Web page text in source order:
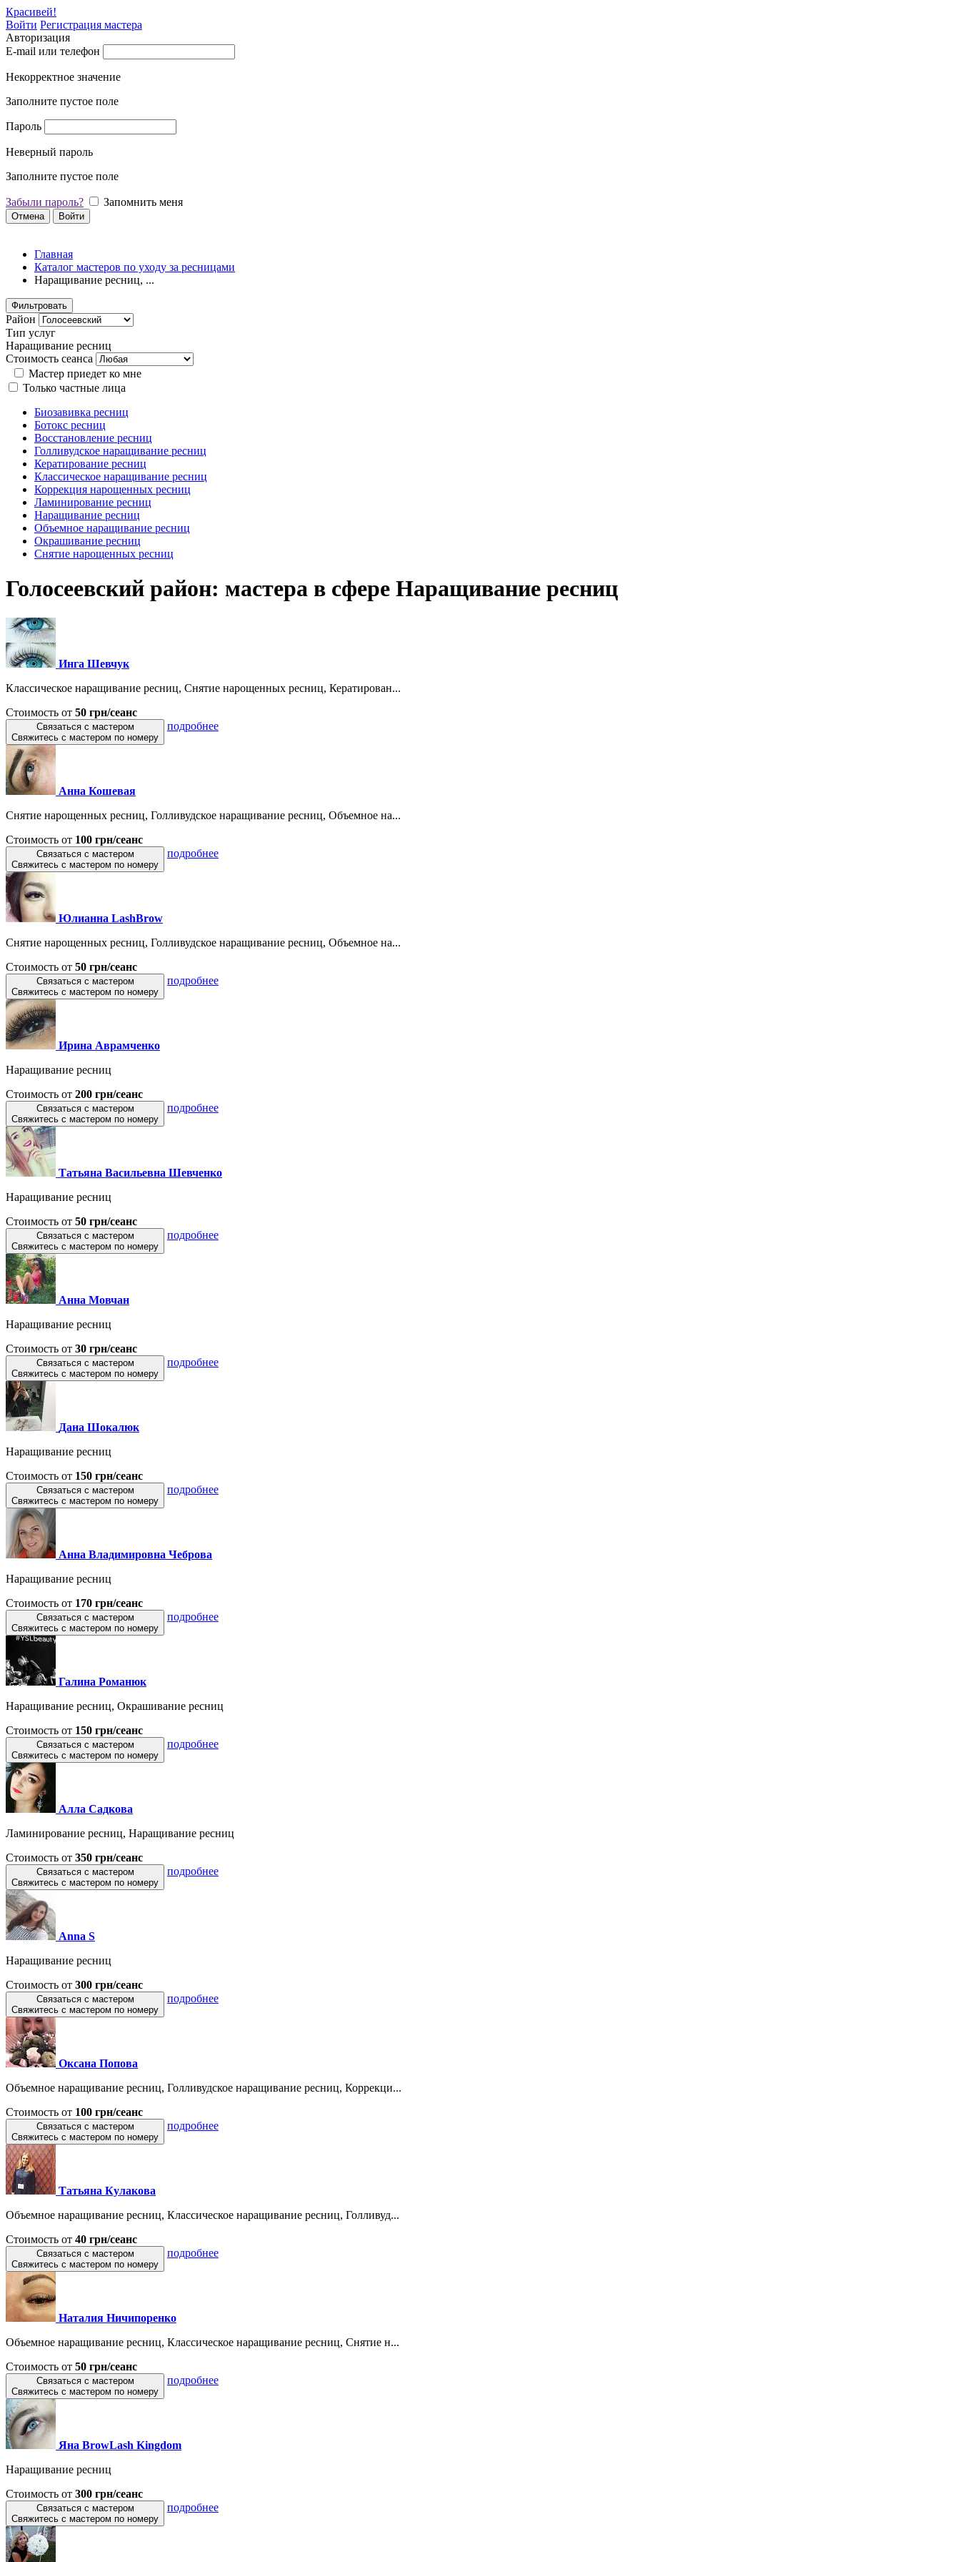
Красивей!
Войти Регистрация мастера
Авторизация
E-mail или телефон
Некорректное значение
Заполните пустое поле
Пароль
Неверный пароль
Заполните пустое поле
Забыли пароль? Запомнить меня
Отмена Войти
Главная
Каталог мастеров по уходу за ресницами
Наращивание ресниц, ...
Фильтровать
Район
Тип услуг
Наращивание ресниц
Стоимость сеанса
Мастер приедет ко мне
Только частные лица
Биозавивка ресниц
Ботокс ресниц
Восстановление ресниц
Голливудское наращивание ресниц
Кератирование ресниц
Классическое наращивание ресниц
Коррекция нарощенных ресниц
Ламинирование ресниц
Наращивание ресниц
Объемное наращивание ресниц
Окрашивание ресниц
Снятие нарощенных ресниц
Голосеевский район: мастера в сфере Наращивание ресниц
Инга Шевчук
Классическое наращивание ресниц, Снятие нарощенных ресниц, Кератирован...
Стоимость от 50 грн/сеанс
Связаться с мастером
Свяжитесь с мастером по номеру
подробнее
Анна Кошевая
Снятие нарощенных ресниц, Голливудское наращивание ресниц, Объемное на...
Стоимость от 100 грн/сеанс
Связаться с мастером
Свяжитесь с мастером по номеру
подробнее
Юлианна LashBrow
Снятие нарощенных ресниц, Голливудское наращивание ресниц, Объемное на...
Стоимость от 50 грн/сеанс
Связаться с мастером
Свяжитесь с мастером по номеру
подробнее
Ирина Аврамченко
Наращивание ресниц
Стоимость от 200 грн/сеанс
Связаться с мастером
Свяжитесь с мастером по номеру
подробнее
Татьяна Васильевна Шевченко
Наращивание ресниц
Стоимость от 50 грн/сеанс
Связаться с мастером
Свяжитесь с мастером по номеру
подробнее
Анна Мовчан
Наращивание ресниц
Стоимость от 30 грн/сеанс
Связаться с мастером
Свяжитесь с мастером по номеру
подробнее
Дана Шокалюк
Наращивание ресниц
Стоимость от 150 грн/сеанс
Связаться с мастером
Свяжитесь с мастером по номеру
подробнее
Анна Владимировна Чеброва
Наращивание ресниц
Стоимость от 170 грн/сеанс
Связаться с мастером
Свяжитесь с мастером по номеру
подробнее
Галина Романюк
Наращивание ресниц, Окрашивание ресниц
Стоимость от 150 грн/сеанс
Связаться с мастером
Свяжитесь с мастером по номеру
подробнее
Алла Садкова
Ламинирование ресниц, Наращивание ресниц
Стоимость от 350 грн/сеанс
Связаться с мастером
Свяжитесь с мастером по номеру
подробнее
Anna S
Наращивание ресниц
Стоимость от 300 грн/сеанс
Связаться с мастером
Свяжитесь с мастером по номеру
подробнее
Оксана Попова
Объемное наращивание ресниц, Голливудское наращивание ресниц, Коррекци...
Стоимость от 100 грн/сеанс
Связаться с мастером
Свяжитесь с мастером по номеру
подробнее
Татьяна Кулакова
Объемное наращивание ресниц, Классическое наращивание ресниц, Голливуд...
Стоимость от 40 грн/сеанс
Связаться с мастером
Свяжитесь с мастером по номеру
подробнее
Наталия Ничипоренко
Объемное наращивание ресниц, Классическое наращивание ресниц, Снятие н...
Стоимость от 50 грн/сеанс
Связаться с мастером
Свяжитесь с мастером по номеру
подробнее
Яна BrowLash Kingdom
Наращивание ресниц
Стоимость от 300 грн/сеанс
Связаться с мастером
Свяжитесь с мастером по номеру
подробнее